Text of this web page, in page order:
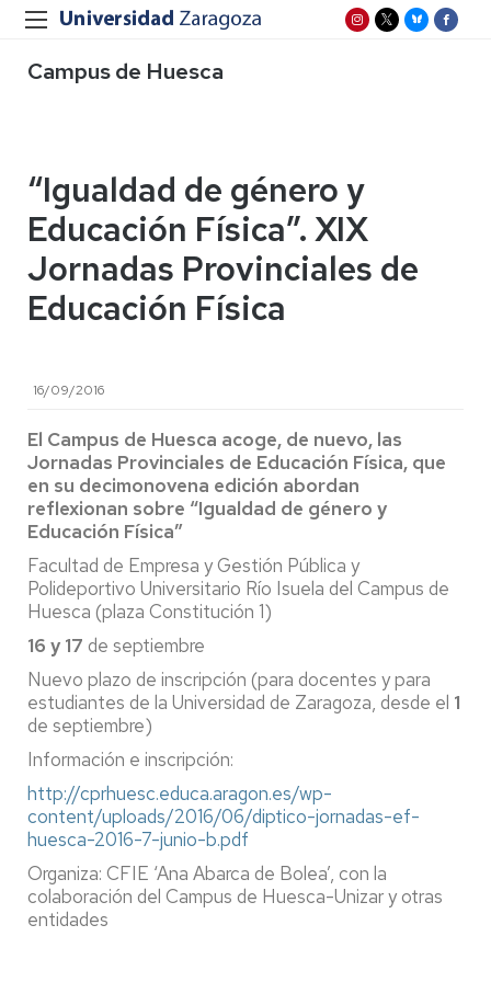
Campus de Huesca
“Igualdad de género y
Educación Física”. XIX
Jornadas Provinciales de
Educación Física
16/09/2016
El Campus de Huesca acoge, de nuevo, las
Jornadas Provinciales de Educación Física, que
en su decimonovena edición abordan
reflexionan sobre “Igualdad de género y
Educación Física”
Facultad de Empresa y Gestión Pública y
Polideportivo Universitario Río Isuela del Campus de
Huesca (plaza Constitución 1)
16 y 17 de septiembre
Nuevo plazo de inscripción (para docentes y para
estudiantes de la Universidad de Zaragoza, desde el 1
de septiembre)
Información e inscripción:
http://cprhuesc.educa.aragon.es/wp-
content/uploads/2016/06/diptico-jornadas-ef-
huesca-2016-7-junio-b.pdf
Organiza: CFIE ‘Ana Abarca de Bolea’, con la
colaboración del Campus de Huesca-Unizar y otras
entidades